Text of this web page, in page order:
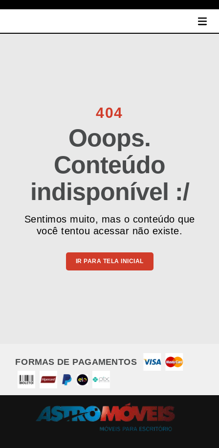
404
Ooops.
Conteúdo
indisponível :/
Sentimos muito, mas o conteúdo que
você tentou acessar não existe.
IR PARA TELA INICIAL
FORMAS DE PAGAMENTOS